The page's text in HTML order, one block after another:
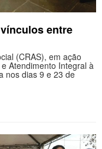
entre
(CRAS), em ação
Atendimento Integral à
nos dias 9 e 23 de